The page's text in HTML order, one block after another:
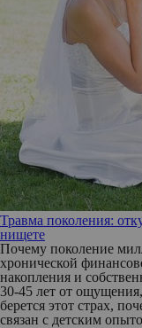
Травма поколения:
нищете
Почему поколение
хронической
накопления и
30-45 лет от
берется этот страх,
связан с детским